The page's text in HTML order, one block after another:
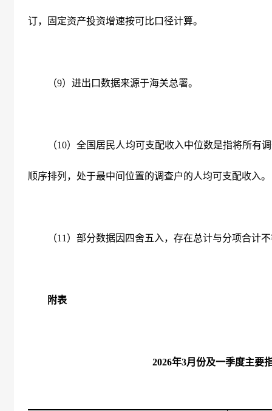
订，固定资产投资增速按可比口径计算。
（9）进出口数据来源于海关总署。
（10）全国居民人均可支配收入中位数是指将所有调
顺序排列，处于最中间位置的调查户的人均可支配收入。
（11）部分数据因四舍五入，存在总计与分项合计不
附表
2026年3月份及一季度主要